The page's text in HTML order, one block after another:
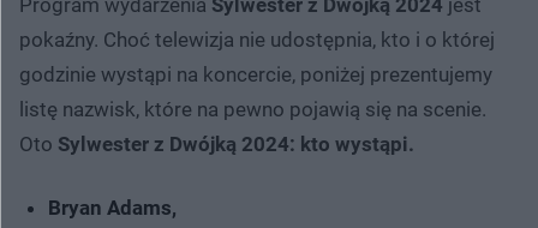
pokaźny. Choć telewizja nie udostępnia, kto i o której
godzinie wystąpi na koncercie, poniżej prezentujemy
listę nazwisk, które na pewno pojawią się na scenie.
Oto Sylwester z Dwójką 2024: kto wystąpi.
Bryan Adams,